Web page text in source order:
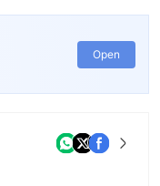
Open